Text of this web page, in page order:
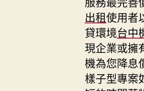
出租使用者
貸環境台中
現企業或擁
機為您降息
樣子型專案